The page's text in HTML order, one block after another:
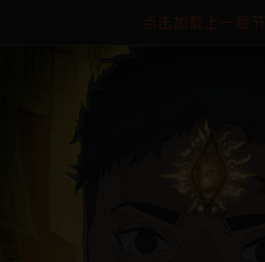
点击加载上一章节